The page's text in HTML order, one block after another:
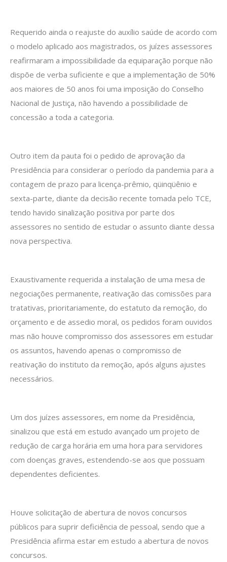
Requerido ainda o reajuste do auxílio saúde de acordo com
o modelo aplicado aos magistrados, os juízes assessores
reafirmaram a impossibilidade da equiparação porque não
dispõe de verba suficiente e que a implementação de 50%
aos maiores de 50 anos foi uma imposição do Conselho
Nacional de Justiça, não havendo a possibilidade de
concessão a toda a categoria.
Outro item da pauta foi o pedido de aprovação da
Presidência para considerar o período da pandemia para a
contagem de prazo para licença-prêmio, qüinqüênio e
sexta-parte, diante da decisão recente tomada pelo TCE,
tendo havido sinalização positiva por parte dos
assessores no sentido de estudar o assunto diante dessa
nova perspectiva.
Exaustivamente requerida a instalação de uma mesa de
negociações permanente, reativação das comissões para
tratativas, prioritariamente, do estatuto da remoção, do
orçamento e de assedio moral, os pedidos foram ouvidos
mas não houve compromisso dos assessores em estudar
os assuntos, havendo apenas o compromisso de
reativação do instituto da remoção, após alguns ajustes
necessários.
Um dos juízes assessores, em nome da Presidência,
sinalizou que está em estudo avançado um projeto de
redução de carga horária em uma hora para servidores
com doenças graves, estendendo-se aos que possuam
dependentes deficientes.
Houve solicitação de abertura de novos concursos
públicos para suprir deficiência de pessoal, sendo que a
Presidência afirma estar em estudo a abertura de novos
concursos.